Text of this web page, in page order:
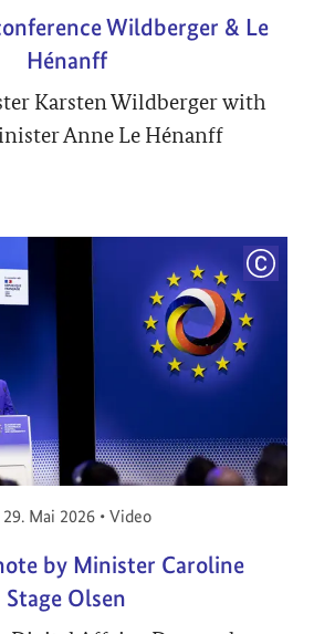
Wildberger & Le
Hénanff
Karsten Wildberger with
Anne Le Hénanff
Veröffentlicht am:
29. Mai 2026 • Video
by Minister Caroline
Stage Olsen